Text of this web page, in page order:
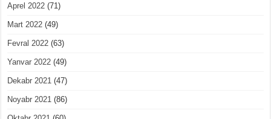
Aprel 2022 (71)
Mart 2022 (49)
Fevral 2022 (63)
Yanvar 2022 (49)
Dekabr 2021 (47)
Noyabr 2021 (86)